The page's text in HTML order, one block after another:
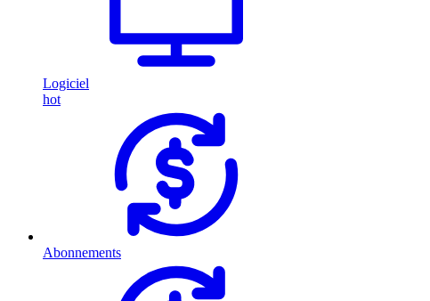
Logiciel
hot
Abonnements